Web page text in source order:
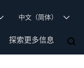
中文（简体）
探索更多信息